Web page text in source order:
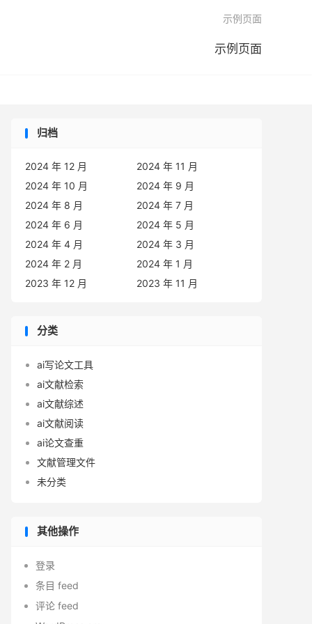
示例页面
示例页面
归档
2024 年 12 月
2024 年 11 月
2024 年 10 月
2024 年 9 月
2024 年 8 月
2024 年 7 月
2024 年 6 月
2024 年 5 月
2024 年 4 月
2024 年 3 月
2024 年 2 月
2024 年 1 月
2023 年 12 月
2023 年 11 月
分类
ai写论文工具
ai文献检索
ai文献综述
ai文献阅读
ai论文查重
文献管理文件
未分类
其他操作
登录
条目 feed
评论 feed